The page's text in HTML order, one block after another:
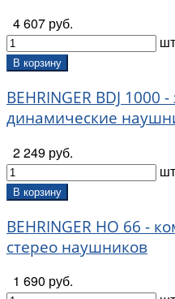
4 607 руб.
шт
В корзину
BEHRINGER BDJ 1000
динамические
2 249 руб.
шт
В корзину
BEHRINGER HO 66 -
стерео наушников
1 690 руб.